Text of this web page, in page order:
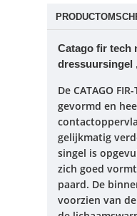
Catago fir tech
dressuursingel
De CATAGO
gevormd en
gelijkmatig
singel is
zich goed
paard. De
voorzien van